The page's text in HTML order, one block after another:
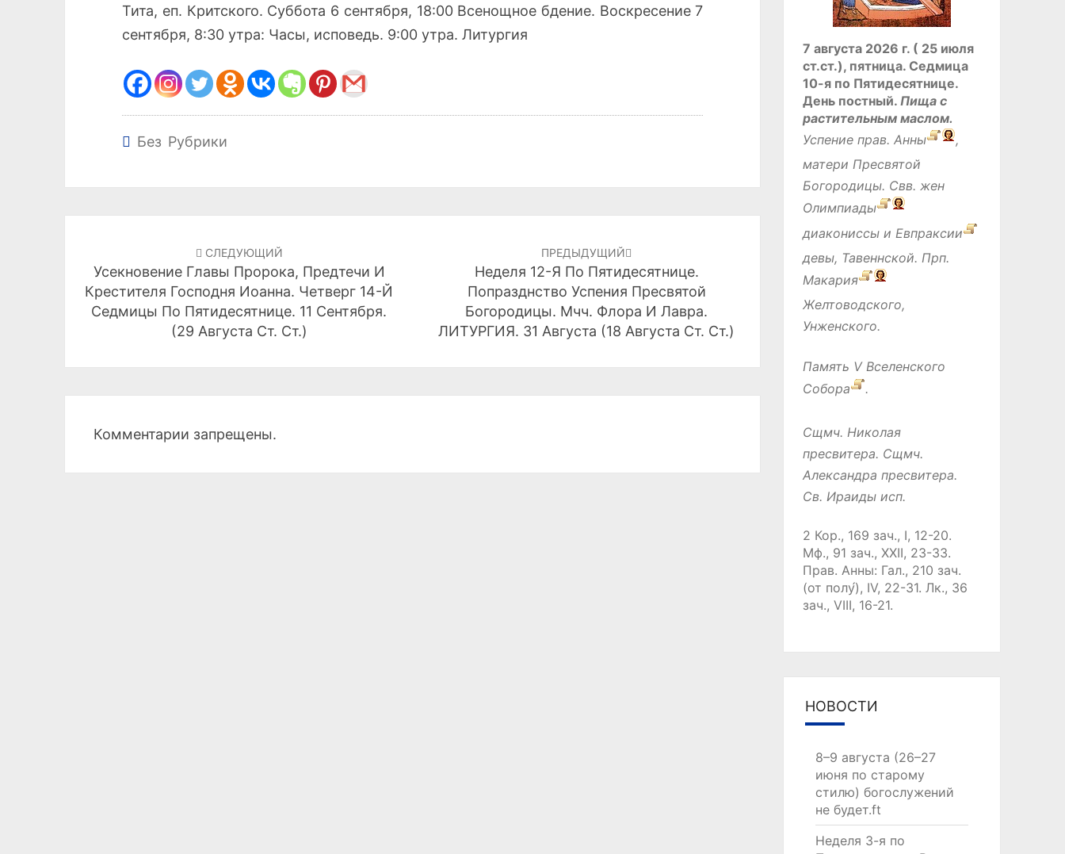
ТИТА,
ЕП.
СТ.)
Тита, еп. Критского. Суббота 6 сентября, 18:00 Всенощное бдение. Воскресение 7
сентября, 8:30 утра: Часы, исповедь. 9:00 утра. Литургия
Без Рубрики
записям
СЛЕДУЮЩИЙ
Усекновение Главы Пророка, Предтечи И
Крестителя Господня Иоанна. Четверг 14-Й
Седмицы По Пятидесятнице. 11 Сентября.
(29 Августа Ст. Ст.)
ПРЕДЫДУЩИЙ
Неделя 12-Я По Пятидесятнице.
Попразднство Успения Пресвятой
Богородицы. Мчч. Флора И Лавра.
ЛИТУРГИЯ. 31 Августа (18 Августа Ст. Ст.)
Комментарии запрещены.
7 августа 2026 г. ( 25 июля
ст.ст.), пятница. Седмица
10-я по Пятидесятнице.
День постный.Пища с
растительным маслом.
Успение прав.Анны
,
матери Пресвятой
Богородицы. Свв. жен
Олимпиады
диакониссы иЕвпраксии
девы, Тавеннской. Прп.
Макария
Желтоводского,
Унженского.
Память V Вселенского
Собора
.
Сщмч.Николая
пресвитера. Сщмч.
Александра пресвитера.
Св.Ираиды исп.
2 Кор., 169 зач., I, 12-20.
Мф., 91 зач., XXII, 23-33.
Прав. Анны: Гал., 210 зач.
(от полу́), IV, 22-31. Лк., 36
зач., VIII, 16-21.
НОВОСТИ
8–9 августа (26–27
июня по старому
стилю) богослужений
не будет.ft
Неделя 3-я по